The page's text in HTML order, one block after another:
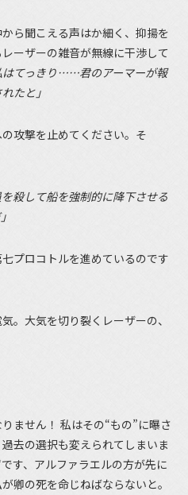
ら聞こえる声はか細く、抑揚を
ーザーの雑音が無線に干渉して
はてっきり……君のアーマーが報
たと」
攻撃を止めてください。そ
殺して船を強制的に降下させる
プロコトルを進めているのです
。大気を切り裂くレーザーの、
ません！ 私はその“もの”に曝さ
去の選択も変えられてしまいま
す、アルファラエルの方が先に
卿の死を命じねばならないと。